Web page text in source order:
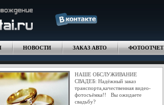
НОВОСТИ ЗАКАЗ АВТО ФОТООТЧЕТ
НАШЕ ОБСЛУЖИВАНИЕ
СВАДЕБ: Надёжный заказ
транспорта,качественная видео-
фотосъёмка!! Вы ожидаете
свадьбу?